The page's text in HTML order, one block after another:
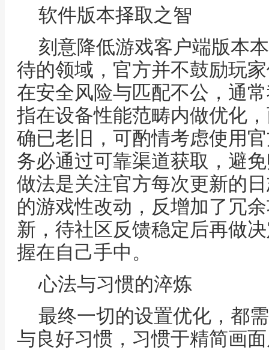
软件版本择取之智
刻意降低游戏客户端版本
待的领域，官方并不鼓励玩
在安全风险与匹配不公，通
指在设备性能范畴内做优化
确已老旧，可酌情考虑使用
务必通过可靠渠道获取，避
做法是关注官方每次更新的
的游戏性改动，反增加了冗
新，待社区反馈稳定后再做
握在自己手中。
心法与习惯的淬炼
最终一切的设置优化，都
与良好习惯，习惯于精简画